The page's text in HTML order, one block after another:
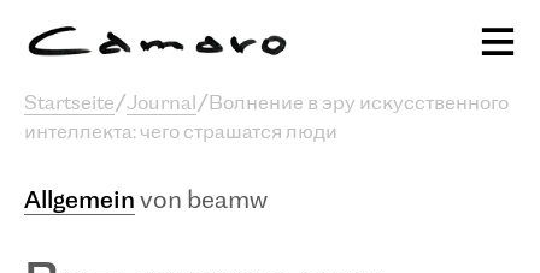
Alexander Camaro
Ausstellungen & Programm
Publikationen
Startseite/Journal / Волнение в эру искусственного
интеллекта: чего страшатся люди
Allgemein von beamw